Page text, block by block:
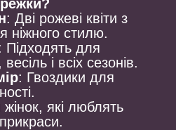
: Дві рожеві квіти з
ніжного стилю.
Підходять для
і всіх сезонів.
: Гвоздики для
які люблять